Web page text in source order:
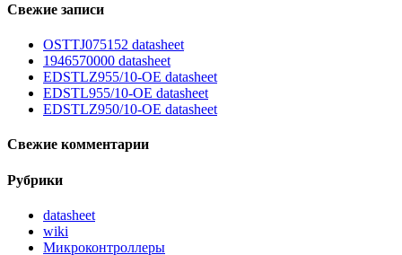
Свежие записи
OSTTJ075152 datasheet
1946570000 datasheet
EDSTLZ955/10-OE datasheet
EDSTL955/10-OE datasheet
EDSTLZ950/10-OE datasheet
Свежие комментарии
Рубрики
datasheet
wiki
Микроконтроллеры